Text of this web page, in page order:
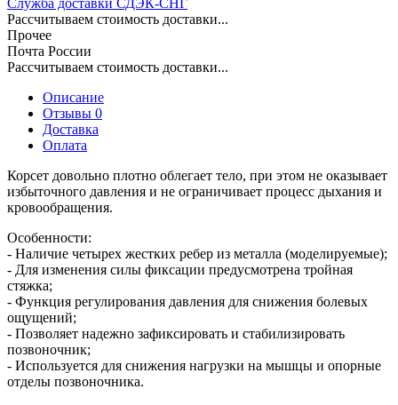
Служба доставки СДЭК-СНГ
Рассчитываем стоимость доставки...
Прочее
Почта России
Рассчитываем стоимость доставки...
Описание
Отзывы 0
Доставка
Оплата
Корсет довольно плотно облегает тело, при этом не оказывает
избыточного давления и не ограничивает процесс дыхания и
кровообращения.
Особенности:
- Наличие четырех жестких ребер из металла (моделируемые);
- Для изменения силы фиксации предусмотрена тройная
стяжка;
- Функция регулирования давления для снижения болевых
ощущений;
- Позволяет надежно зафиксировать и стабилизировать
позвоночник;
- Используется для снижения нагрузки на мышцы и опорные
отделы позвоночника.